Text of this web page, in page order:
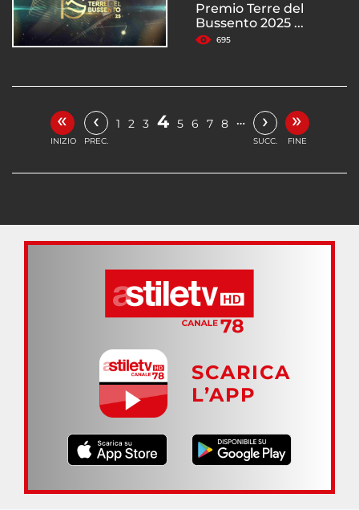
Premio Terre del
Bussento 2025 ...
695
«
INIZIO
‹
PREC.
1 2 3 4 5 6 7 8 … ›
SUCC.
»
FINE
SCARICA
L’APP